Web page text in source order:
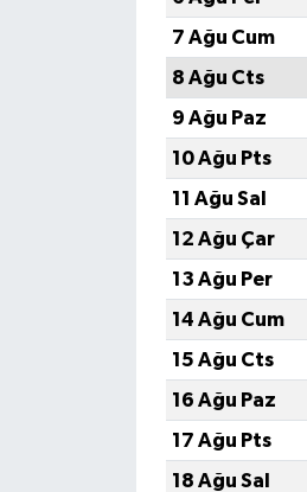
7 Ağu Cum
8 Ağu Cts
9 Ağu Paz
10 Ağu Pts
11 Ağu Sal
12 Ağu Çar
13 Ağu Per
14 Ağu Cum
15 Ağu Cts
16 Ağu Paz
17 Ağu Pts
18 Ağu Sal